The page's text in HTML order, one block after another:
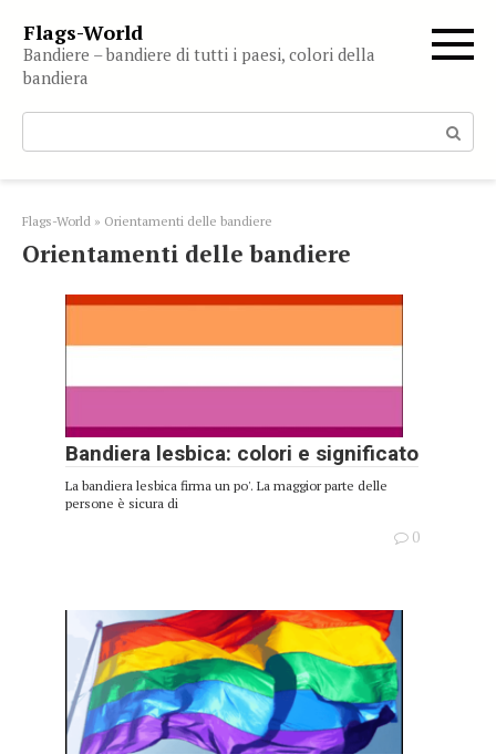
content
Flags-World
Bandiere – bandiere di tutti i paesi, colori della
bandiera
Search:
Flags-World » Orientamenti delle bandiere
Orientamenti delle bandiere
Bandiera lesbica: colori e significato
La bandiera lesbica firma un po'. La maggior parte delle
persone è sicura di
0